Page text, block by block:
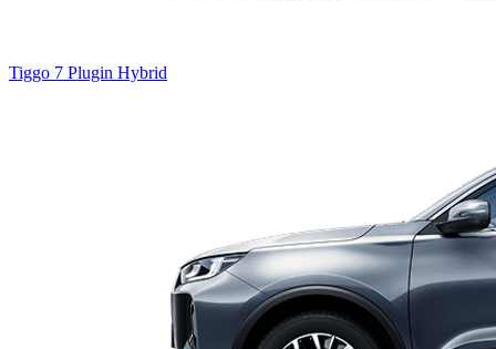
Tiggo 7 Plugin Hybrid